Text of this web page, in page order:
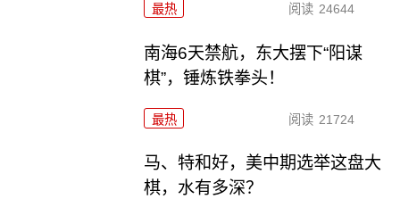
最热 阅读 24644
南海6天禁航，东大摆下“阳谋
棋”，锤炼铁拳头！
最热 阅读 21724
马、特和好，美中期选举这盘大
棋，水有多深？